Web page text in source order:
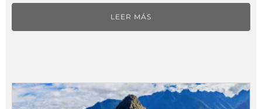
LEER MÁS